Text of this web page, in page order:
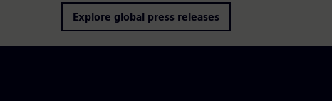
Explore global press releases